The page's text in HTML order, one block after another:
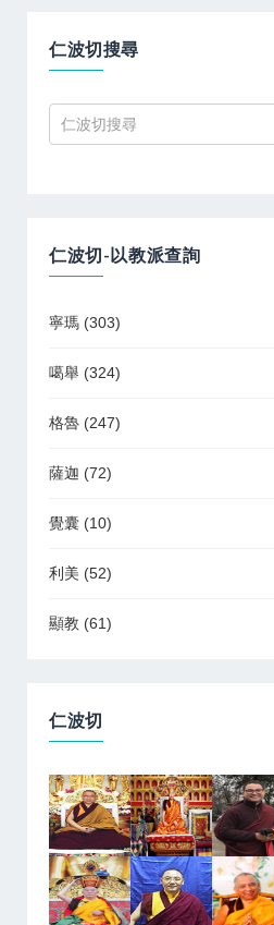
仁波切搜尋
仁波切-以教派查詢
寧瑪 (303)
噶舉 (324)
格魯 (247)
薩迦 (72)
覺囊 (10)
利美 (52)
顯教 (61)
仁波切